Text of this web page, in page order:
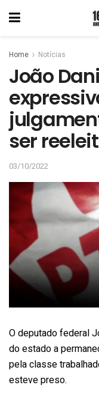
Home Notícias
João
ser
03/10/2022
O deputado federal
do estado a
pela classe
esteve preso.